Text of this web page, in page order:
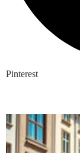
Pinterest